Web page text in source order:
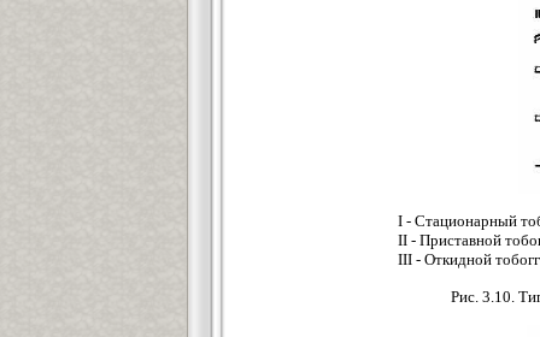
I - Стационарный
II - Приставной
III - Откидной
Рис. 3.10.